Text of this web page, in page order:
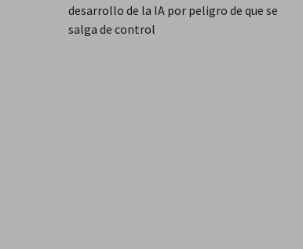
desarrollo de la IA por peligro de que se
salga de control